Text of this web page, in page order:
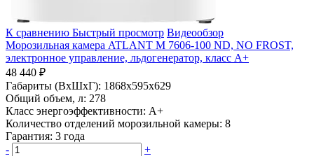
К сравнению Быстрый просмотр Видеообзор
Морозильная камера ATLANT М 7606-100 ND, NO FROST,
электронное управление, льдогенератор, класс A+
48 440 ₽
Габариты (ВхШхГ): 1868x595x629
Общий объем, л: 278
Класс энергоэффективности: A+
Количество отделений морозильной камеры: 8
Гарантия: 3 года
-
+